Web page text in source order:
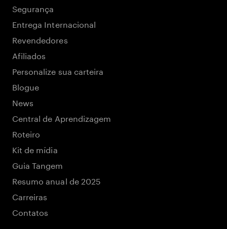
Segurança
Entrega Internacional
Revendedores
Afiliados
Personalize sua carteira
Blogue
News
Central de Aprendizagem
Roteiro
Kit de mídia
Guia Tangem
Resumo anual de 2025
Carreiras
Contatos